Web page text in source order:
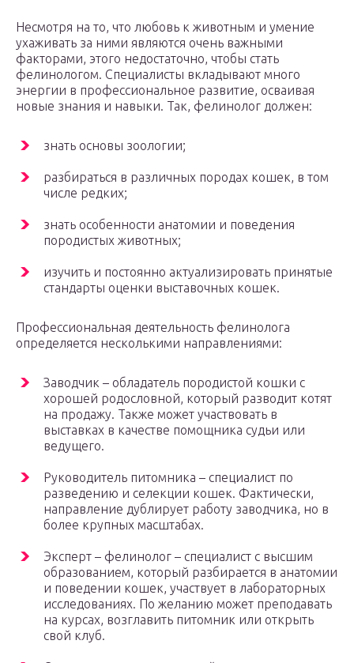
Несмотря на то, что любовь к животным и умение
ухаживать за ними являются очень важными
факторами, этого недостаточно, чтобы стать
фелинологом. Специалисты вкладывают много
энергии в профессиональное развитие, осваивая
новые знания и навыки. Так, фелинолог должен:
знать основы зоологии;
разбираться в различных породах кошек, в том
числе редких;
знать особенности анатомии и поведения
породистых животных;
изучить и постоянно актуализировать принятые
стандарты оценки выставочных кошек.
Профессиональная деятельность фелинолога
определяется несколькими направлениями:
Заводчик – обладатель породистой кошки с
хорошей родословной, который разводит котят
на продажу. Также может участвовать в
выставках в качестве помощника судьи или
ведущего.
Руководитель питомника – специалист по
разведению и селекции кошек. Фактически,
направление дублирует работу заводчика, но в
более крупных масштабах.
Эксперт – фелинолог – специалист с высшим
образованием, который разбирается в анатомии
и поведении кошек, участвует в лабораторных
исследованиях. По желанию может преподавать
на курсах, возглавить питомник или открыть
свой клуб.